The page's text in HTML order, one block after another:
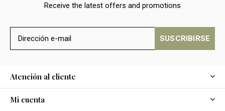
Receive the latest offers and promotions
SUSCRIBIRSE
Atención al cliente
Mi cuenta